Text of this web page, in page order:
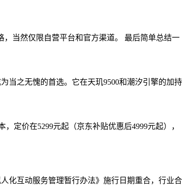
，当然仅限自营平台和官方渠道。 最后简单总结一
当之无愧的首选。它在天玑9500和潮汐引擎的加持
定价在5299元起（京东补贴优惠后4999元起），
化互动服务管理暂行办法》施行日期重合，行业合